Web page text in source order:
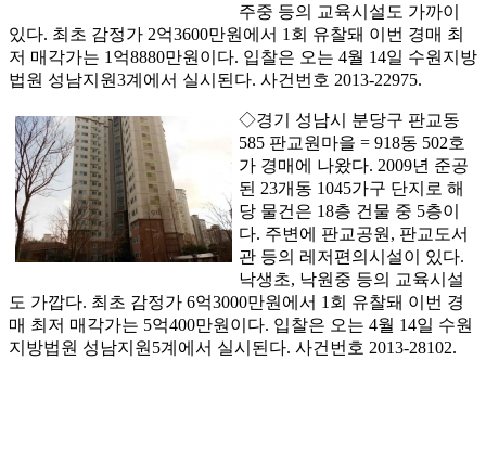
주중 등의 교육시설도 가까이
있다. 최초 감정가 2억3600만원에서 1회 유찰돼 이번 경매 최
저 매각가는 1억8880만원이다. 입찰은 오는 4월 14일 수원지방
법원 성남지원3계에서 실시된다. 사건번호 2013-22975.
◇경기 성남시 분당구 판교동
585 판교원마을 = 918동 502호
가 경매에 나왔다. 2009년 준공
된 23개동 1045가구 단지로 해
당 물건은 18층 건물 중 5층이
다. 주변에 판교공원, 판교도서
관 등의 레저편의시설이 있다.
낙생초, 낙원중 등의 교육시설
도 가깝다. 최초 감정가 6억3000만원에서 1회 유찰돼 이번 경
매 최저 매각가는 5억400만원이다. 입찰은 오는 4월 14일 수원
지방법원 성남지원5계에서 실시된다. 사건번호 2013-28102.